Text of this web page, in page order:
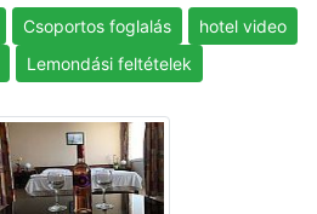
Csoportos foglalás
hotel video
Lemondási feltételek